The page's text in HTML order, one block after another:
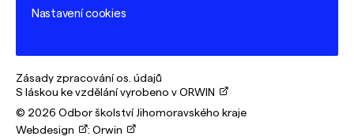
Nastavení cookies
Zásady zpracování os. údajů
S láskou ke vzdělání vyrobeno v ORWIN
© 2026 Odbor školství Jihomoravského kraje
Webdesign
: Orwin